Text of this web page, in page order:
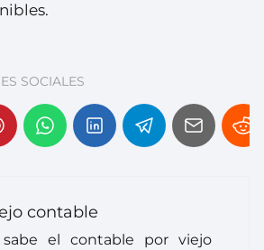
SOCIALES
contable
sabe el contable por viejo